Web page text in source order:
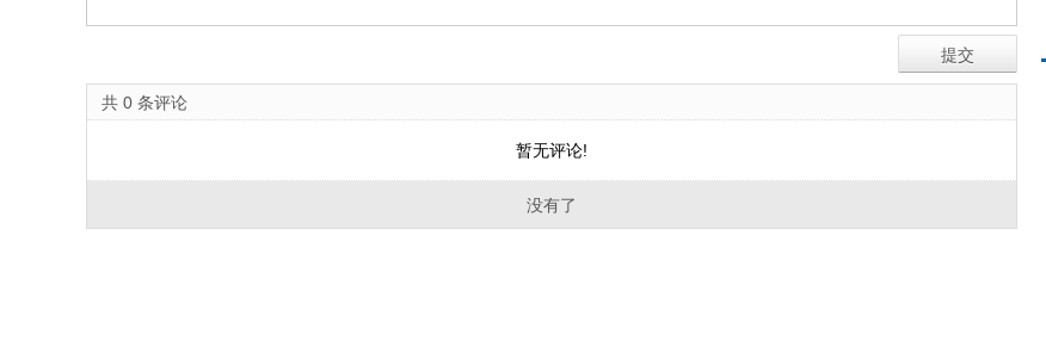
共 0 条评论
暂无评论!
没有了